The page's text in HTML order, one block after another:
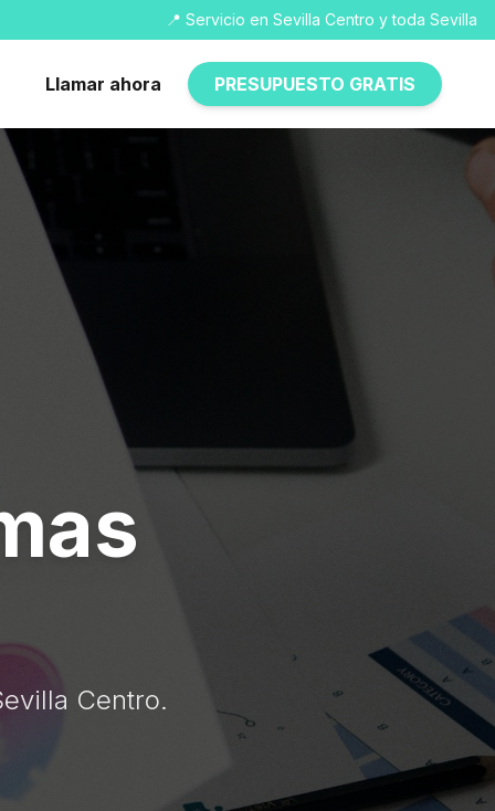
📍 Servicio en Sevilla Centro y toda Sevilla
Llamar ahora PRESUPUESTO GRATIS
Centro.